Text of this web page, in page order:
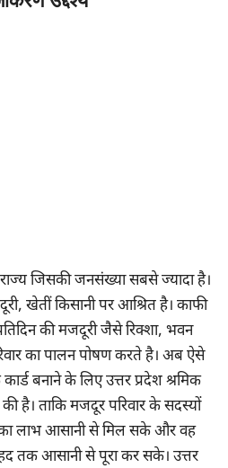
जिसकी जनसंख्या सबसे ज्यादा है।
खेतीं किसानी पर आश्रित है। काफी
की मजदूरी जैसे रिक्शा, भवन
का पालन पोषण करते है। अब ऐसे
बनाने के लिए उत्तर प्रदेश श्रमिक
है। ताकि मजदूर परिवार के सदस्यों
लाभ आसानी से मिल सके और वह
तक आसानी से पूरा कर सके। उत्तर